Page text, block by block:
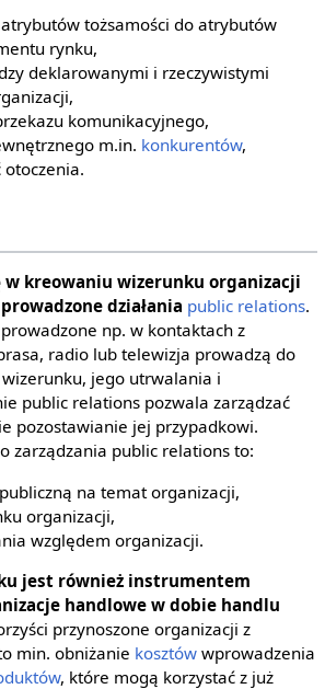
tożsamości do atrybutów
rynku,
deklarowanymi i rzeczywistymi
komunikacyjnego,
m.in. konkurentów,
otoczenia.
kreowaniu wizerunku organizacji
działania public relations.
np. w kontaktach z
radio lub telewizja prowadzą do
jego utrwalania i
public relations pozwala zarządzać
pozostawianie jej przypadkowi.
zarządzania public relations to:
na temat organizacji,
organizacji,
względem organizacji.
jest również instrumentem
handlowe w dobie handlu
przynoszone organizacji z
min. obniżanie kosztówwprowadzenia
, które mogą korzystać z już